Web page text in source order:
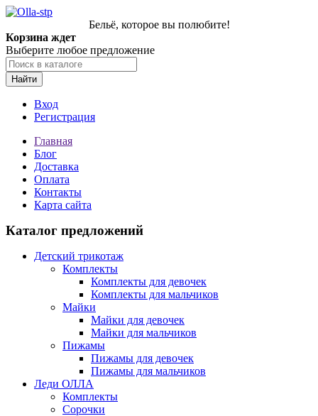
Бельё, которое вы полюбите!
Корзина ждет
Выберите любое предложение
Найти
Вход
Регистрация
Главная
Блог
Доставка
Оплата
Контакты
Карта сайта
Каталог предложений
Детский трикотаж
Комплекты
Комплекты для девочек
Комплекты для мальчиков
Майки
Майки для девочек
Майки для мальчиков
Пижамы
Пижамы для девочек
Пижамы для мальчиков
Леди ОЛЛА
Комплекты
Сорочки